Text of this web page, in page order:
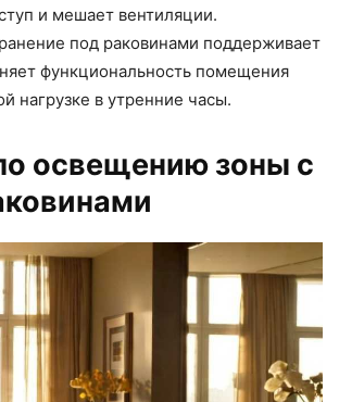
и мешает вентиляции.
под раковинами поддерживает
функциональность помещения
нагрузке в утренние часы.
освещению зоны с